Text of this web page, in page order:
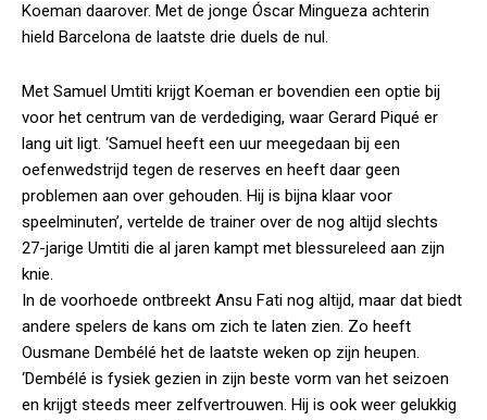
Koeman daarover. Met de jonge Óscar Mingueza achterin
hield Barcelona de laatste drie duels de nul.
Met Samuel Umtiti krijgt Koeman er bovendien een optie bij
voor het centrum van de verdediging, waar Gerard Piqué er
lang uit ligt. ‘Samuel heeft een uur meegedaan bij een
oefenwedstrijd tegen de reserves en heeft daar geen
problemen aan over gehouden. Hij is bijna klaar voor
speelminuten’, vertelde de trainer over de nog altijd slechts
27-jarige Umtiti die al jaren kampt met blessureleed aan zijn
knie.
In de voorhoede ontbreekt Ansu Fati nog altijd, maar dat biedt
andere spelers de kans om zich te laten zien. Zo heeft
Ousmane Dembélé het de laatste weken op zijn heupen.
‘Dembélé is fysiek gezien in zijn beste vorm van het seizoen
en krijgt steeds meer zelfvertrouwen. Hij is ook weer gelukkig